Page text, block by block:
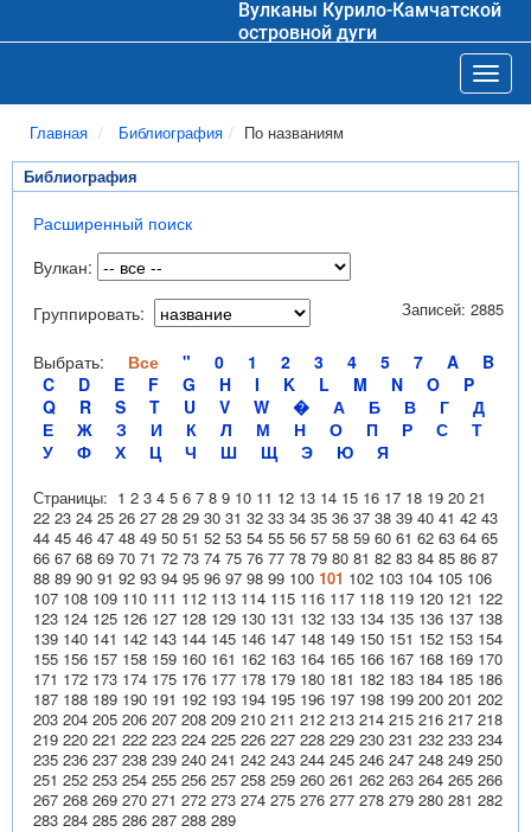
Вулканы Курило-Камчатской
островной дуги
Главная Библиография По названиям
Библиография
Расширенный поиск
Вулкан:
Группировать:
Выбрать: Все " 0 1 2 3 4 5 7 A
B
C
D E F G H I K L M N O
P
Q
R S T U V W � А Б В Г
Д
Е
Ж З И К Л М Н О П Р С
Т
У
Ф Х Ц Ч Ш Щ Э Ю Я
Записей: 2885
Страницы: 1 2 3 4 5 6 7 8 9 10 11 12 13 14 15 16 17 18 19 20 21
22 23 24 25 26 27 28 29 30 31 32 33 34 35 36 37 38 39 40 41 42 43
44 45 46 47 48 49 50 51 52 53 54 55 56 57 58 59 60 61 62 63 64 65
66 67 68 69 70 71 72 73 74 75 76 77 78 79 80 81 82 83 84 85 86 87
88 89 90 91 92 93 94 95 96 97 98 99 100 101 102 103 104 105 106
107 108 109 110 111 112 113 114 115 116 117 118 119 120 121 122
123 124 125 126 127 128 129 130 131 132 133 134 135 136 137 138
139 140 141 142 143 144 145 146 147 148 149 150 151 152 153 154
155 156 157 158 159 160 161 162 163 164 165 166 167 168 169 170
171 172 173 174 175 176 177 178 179 180 181 182 183 184 185 186
187 188 189 190 191 192 193 194 195 196 197 198 199 200 201 202
203 204 205 206 207 208 209 210 211 212 213 214 215 216 217 218
219 220 221 222 223 224 225 226 227 228 229 230 231 232 233 234
235 236 237 238 239 240 241 242 243 244 245 246 247 248 249 250
251 252 253 254 255 256 257 258 259 260 261 262 263 264 265 266
267 268 269 270 271 272 273 274 275 276 277 278 279 280 281 282
283 284 285 286 287 288 289